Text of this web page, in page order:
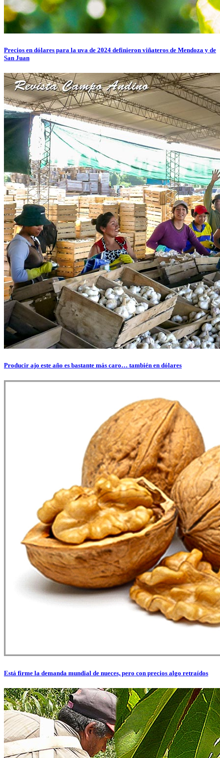
Precios en dólares para la uva de 2024 definieron viñateros de Mendoza y de
San Juan
Producir ajo este año es bastante más caro… también en dólares
Está firme la demanda mundial de nueces, pero con precios algo retraídos